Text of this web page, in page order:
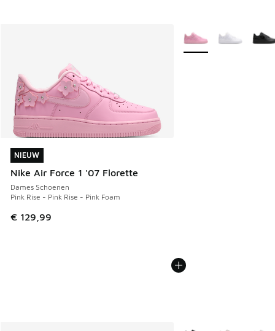
NIEUW
Nike Air Force 1 '07 Florette
Dames Schoenen
Pink Rise - Pink Rise - Pink Foam
€ 129,99
NIEUW
Meer kleuren